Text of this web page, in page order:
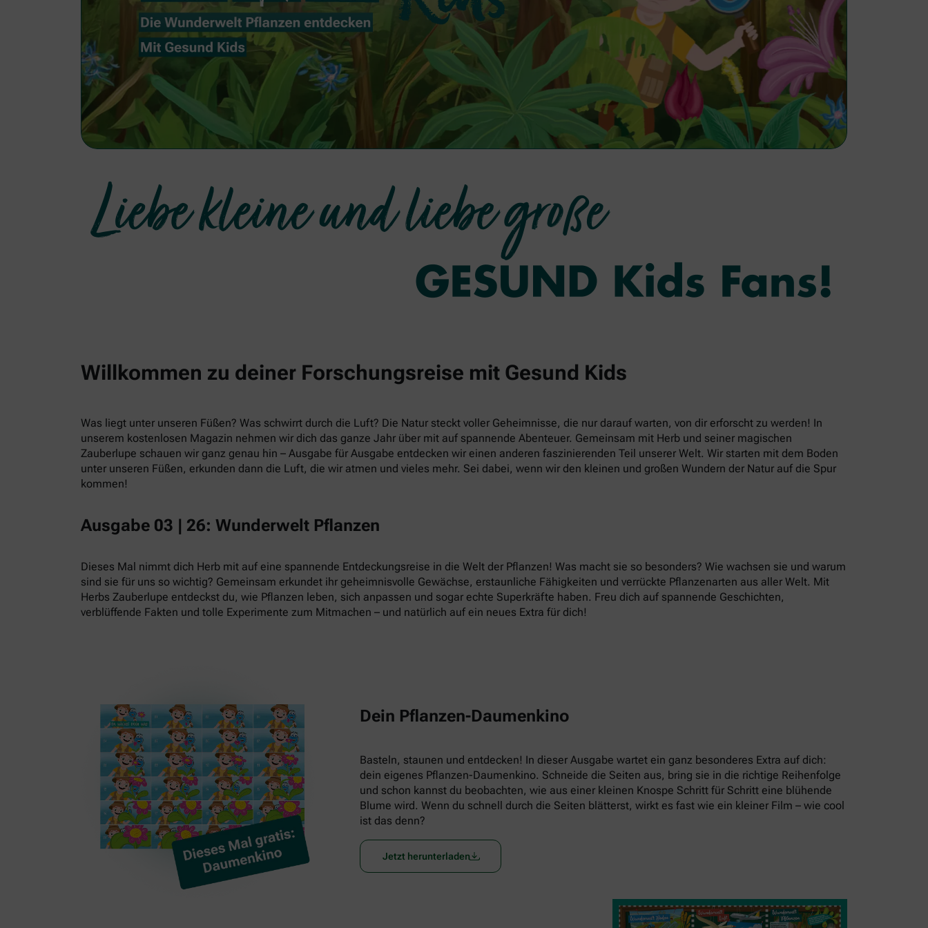
Willkommen zu deiner Forschungsreise mit Gesund Kids
Was liegt unter unseren Füßen? Was schwirrt durch die Luft? Die Natur steckt voller Geheimnisse, die nur darauf warten, von dir erforscht zu werden! In
unserem kostenlosen Magazin nehmen wir dich das ganze Jahr über mit auf spannende Abenteuer. Gemeinsam mit Herb und seiner magischen
Zauberlupe schauen wir ganz genau hin – Ausgabe für Ausgabe entdecken wir einen anderen faszinierenden Teil unserer Welt. Wir starten mit dem Boden
unter unseren Füßen, erkunden dann die Luft, die wir atmen und vieles mehr. Sei dabei, wenn wir den kleinen und großen Wundern der Natur auf die Spur
kommen!
Ausgabe 03 | 26: Wunderwelt Pflanzen
Dieses Mal nimmt dich Herb mit auf eine spannende Entdeckungsreise in die Welt der Pflanzen! Was macht sie so besonders? Wie wachsen sie und warum
sind sie für uns so wichtig? Gemeinsam erkundet ihr geheimnisvolle Gewächse, erstaunliche Fähigkeiten und verrückte Pflanzenarten aus aller Welt. Mit
Herbs Zauberlupe entdeckst du, wie Pflanzen leben, sich anpassen und sogar echte Superkräfte haben. Freu dich auf spannende Geschichten,
verblüffende Fakten und tolle Experimente zum Mitmachen – und natürlich auf ein neues Extra für dich!
Dein Pflanzen-Daumenkino
Basteln, staunen und entdecken! In dieser Ausgabe wartet ein ganz besonderes Extra auf dich:
dein eigenes Pflanzen-Daumenkino. Schneide die Seiten aus, bring sie in die richtige Reihenfolge
und schon kannst du beobachten, wie aus einer kleinen Knospe Schritt für Schritt eine blühende
Blume wird. Wenn du schnell durch die Seiten blätterst, wirkt es fast wie ein kleiner Film – wie cool
ist das denn?
Jetzt herunterladen